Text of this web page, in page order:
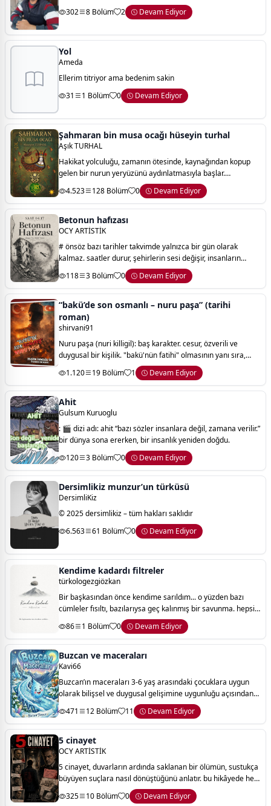
302
8 Bölüm 2 Devam Ediyor
Yol
Ameda
Ellerim titriyor ama bedenim sakin
31
1 Bölüm 0 Devam Ediyor
Şahmaran bin musa ocağı hüseyin turhal
Aşık TURHAL
Hakikat yolculuğu, zamanın ötesinde, kaynağından kopup
gelen bir nurun yeryüzünü aydınlatmasıyla başlar.
şahmaran bin musa ocağı’nın kökleri de, beşeriyetin
karanlığını dağıtmak için gönderilen ilahi
4.523 128 Bölüm 0 Devam Ediyor
Betonun hafızası
OCY ARTİSTİK
# önsöz bazı tarihler takvimde yalnızca bir gün olarak
kalmaz. saatler durur, şehirlerin sesi değişir, insanların
hayatı bir “önce” ve “sonra” olarak ikiye ayrılır. 6 şubat 2023
de böyle bir tariht
118 3 Bölüm 0 Devam Ediyor
“bakü’de son osmanlı – nuru paşa” (tarihi
roman)
shirvani91
Nuru paşa (nuri killigil): baş karakter. cesur, özverili ve
duygusal bir kişilik. "bakü'nün fatihi" olmasının yanı sıra,
hayatının sonuna kadar azerbaycan'ın bağımsızlığına sadık
kalan bir vatanseveri
1.120 19 Bölüm 1 Devam Ediyor
Ahit
Gulsum Kuruoglu
: 🎬 dizi adı: ahit “bazı sözler insanlara değil, zamana verilir.”
bir dünya sona ererken, bir insanlık yeniden doğdu.
120
3 Bölüm 0 Devam Ediyor
Dersimlikiz munzur’un türküsü
DersimliKiz
© 2025 dersimlikiz – tüm hakları saklıdır
6.563
61 Bölüm 0 Devam Ediyor
Kendime kadardı filtreler
türkologezgiözkan
Bir başkasından önce kendime sarıldım... o yüzden bazı
cümleler fısıltı, bazılarıysa geç kalınmış bir savunma. hepsi
86 1 Bölüm 0 Devam Ediyor
Buzcan ve maceraları
Kavi66
Buzcan’ın maceraları 3-6 yaş arasındaki çocuklara uygun
olarak bilişsel ve duygusal gelişimine uygunluğu açısından
pedagoji uzmanları tarafından kontrol edilmiştir 1- ilk
seyahat 2- çiftlikte 3- lu
471 12 Bölüm 11 Devam Ediyor
5 cinayet
OCY ARTİSTİK
5 cinayet, duvarların ardında saklanan bir ölümün, sustukça
büyüyen suçlara nasıl dönüştüğünü anlatır. bu hikâyede her
oda bir sır, her çizgi bir iz, her sessizlik bir tanıktır.
325 10 Bölüm 0 Devam Ediyor